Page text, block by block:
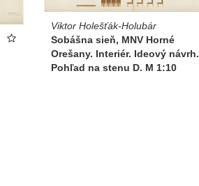
Viktor Holešťák-Holubár
Sobášna sieň, MNV Horné
Orešany. Interiér. Ideový návrh.
Pohľad na stenu D. M 1:10